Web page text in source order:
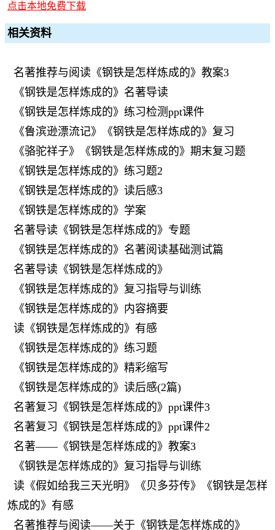
点击本地免费下载
相关资料
名著推荐与阅读《钢铁是怎样炼成的》教案3
《钢铁是怎样炼成的》名著导读
《钢铁是怎样炼成的》练习检测ppt课件
《鲁滨逊漂流记》《钢铁是怎样炼成的》复习
《骆驼祥子》《钢铁是怎样炼成的》期末复习题
《钢铁是怎样炼成的》练习题2
《钢铁是怎样炼成的》读后感3
《钢铁是怎样炼成的》学案
名著导读《钢铁是怎样炼成的》专题
《钢铁是怎样炼成的》名著阅读基础测试篇
名著导读《钢铁是怎样炼成的》
《钢铁是怎样炼成的》复习指导与训练
《钢铁是怎样炼成的》内容摘要
读《钢铁是怎样炼成的》有感
《钢铁是怎样炼成的》练习题
《钢铁是怎样炼成的》精彩缩写
《钢铁是怎样炼成的》读后感(2篇)
名著复习《钢铁是怎样炼成的》ppt课件3
名著复习《钢铁是怎样炼成的》ppt课件2
名著——《钢铁是怎样炼成的》教案3
《钢铁是怎样炼成的》复习指导与训练
读《假如给我三天光明》《贝多芬传》《钢铁是怎样
炼成的》有感
名著推荐与阅读——关于《钢铁是怎样炼成的》